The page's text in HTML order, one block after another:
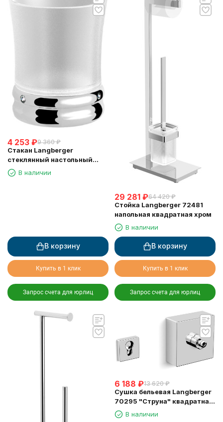
4 253 ₽9 360 ₽
Стакан Langberger
стеклянный настольный
круглый "Swarovski" 22213A
В наличии
В корзину
Купить в 1 клик
Запрос счета для юрлиц
29 281 ₽64 420 ₽
Стойка Langberger 72481
напольная квадратная хром
В наличии
В корзину
Купить в 1 клик
Запрос счета для юрлиц
6 188 ₽13 620 ₽
Сушка бельевая Langberger
70295 "Струна" квадратная
длина 2,5м.
В наличии